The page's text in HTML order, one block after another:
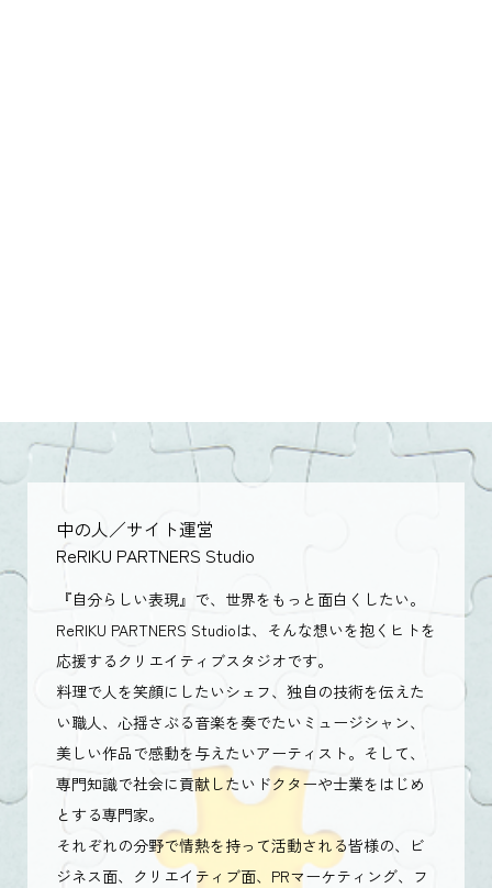
中の人／サイト運営
『自分らしい表現』で、世界をもっと面白くしたい。
ReRIKU PARTNERS Studioは、そんな想いを抱くヒトを
応援するクリエイティブスタジオです。
料理で人を笑顔にしたいシェフ、独自の技術を伝えた
い職人、心揺さぶる音楽を奏でたいミュージシャン、
美しい作品で感動を与えたいアーティスト。そして、
専門知識で社会に貢献したいドクターや士業をはじめ
とする専門家。
それぞれの分野で情熱を持って活動される皆様の、ビ